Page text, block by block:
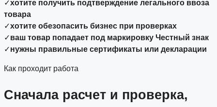
✓хотите получить подтверждение легального ввоза
товара
✓хотите обезопасить бизнес при проверках
✓ваш товар попадает под маркировку Честный знак
✓нужны правильные сертификаты или декларации
Как проходит работа
Сначала расчет и проверка,